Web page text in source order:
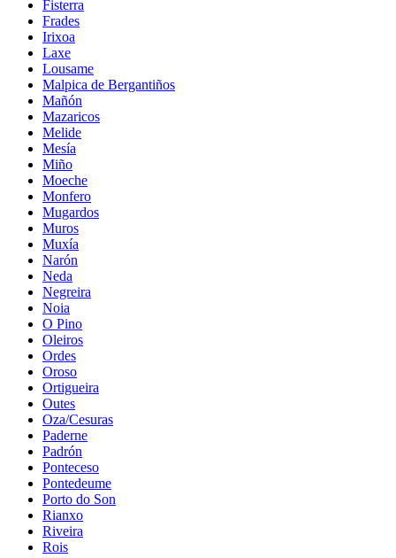
Fisterra
Frades
Irixoa
Laxe
Lousame
Malpica de Bergantiños
Mañón
Mazaricos
Melide
Mesía
Miño
Moeche
Monfero
Mugardos
Muros
Muxía
Narón
Neda
Negreira
Noia
O Pino
Oleiros
Ordes
Oroso
Ortigueira
Outes
Oza/Cesuras
Paderne
Padrón
Ponteceso
Pontedeume
Porto do Son
Rianxo
Riveira
Rois